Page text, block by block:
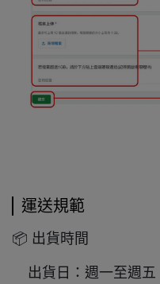
運送規範
📦 出貨時間
出貨日：週一至週五